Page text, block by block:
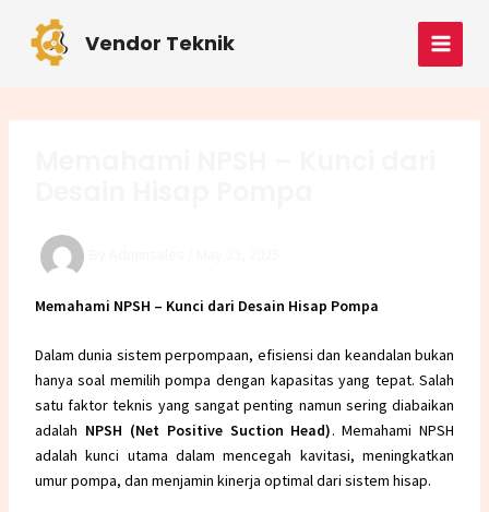
content
Vendor Teknik
MAIN
Memahami NPSH – Kunci dari Desain Hisap Pompa
Dalam dunia sistem perpompaan, efisiensi dan keandalan bukan
hanya soal memilih pompa dengan kapasitas yang tepat. Salah
satu faktor teknis yang sangat penting namun sering diabaikan
adalah NPSH (Net Positive Suction Head). Memahami NPSH
adalah kunci utama dalam mencegah kavitasi, meningkatkan
umur pompa, dan menjamin kinerja optimal dari sistem hisap.
navigation